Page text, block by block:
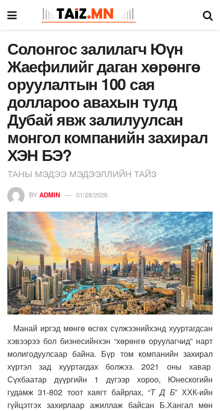
Солонгос залилагч Юүн
Жаефилийг даган хөрөнгө
оруулалтын 100 сая
доллароо авахын тулд
Дубай явж залилуулсан
монгол компанийн захирал
ХЭН БЭ?
ТАНЫ МЭДЭЭ МЭДЭЭЛЛИЙН ТАЙЗ
BY ADMIN 01/28/2026
Манай иргэд мөнгө өсгөх сүлжээнийхэнд хууртагдсан
хэвээрээ бол бизнесийнхэн “хөрөнгө оруулагчид” нарт
молигодуулсаар байна. Бүр том компанийн захирал
хүртэл зад хууртагдах болжээ. 2021 оны хавар
Сүхбаатар дүүргийн 1 дүгээр хороо, Юнескогийн
гудамж 31-802 тоот хаягт байрлах, “Т Д Б” ХХК-ийн
гүйцэтгэх захирлаар ажиллаж байсан Б.Хангал мөн